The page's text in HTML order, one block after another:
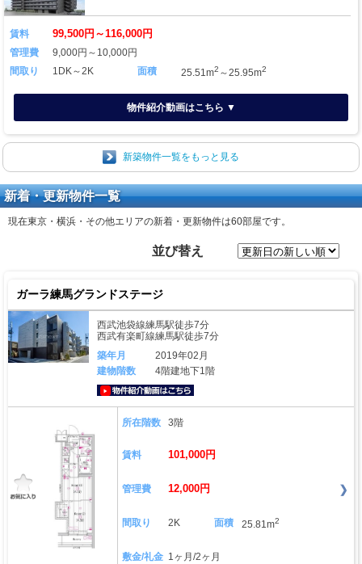
賃料 99,500円～116,000円
管理費
9,000円～10,000円
間取り
1DK～2K 面積 25.51m2 ～25.95m2
物件紹介動画はこちら ▼
新築物件一覧をもっと見る
新着・更新物件一覧
現在東京・横浜・その他エリアの新着・更新物件は60部屋です。
並び替え
ガーラ練馬グランドステージ
西武池袋線練馬駅徒歩7分
西武有楽町線練馬駅徒歩7分
築年月
2019年02月
建物階数
4階建地下1階
所在階数 3階
賃料 101,000円
管理費 12,000円
間取り 2K 面積 25.81m2
敷金/礼金 1ヶ月/2ヶ月